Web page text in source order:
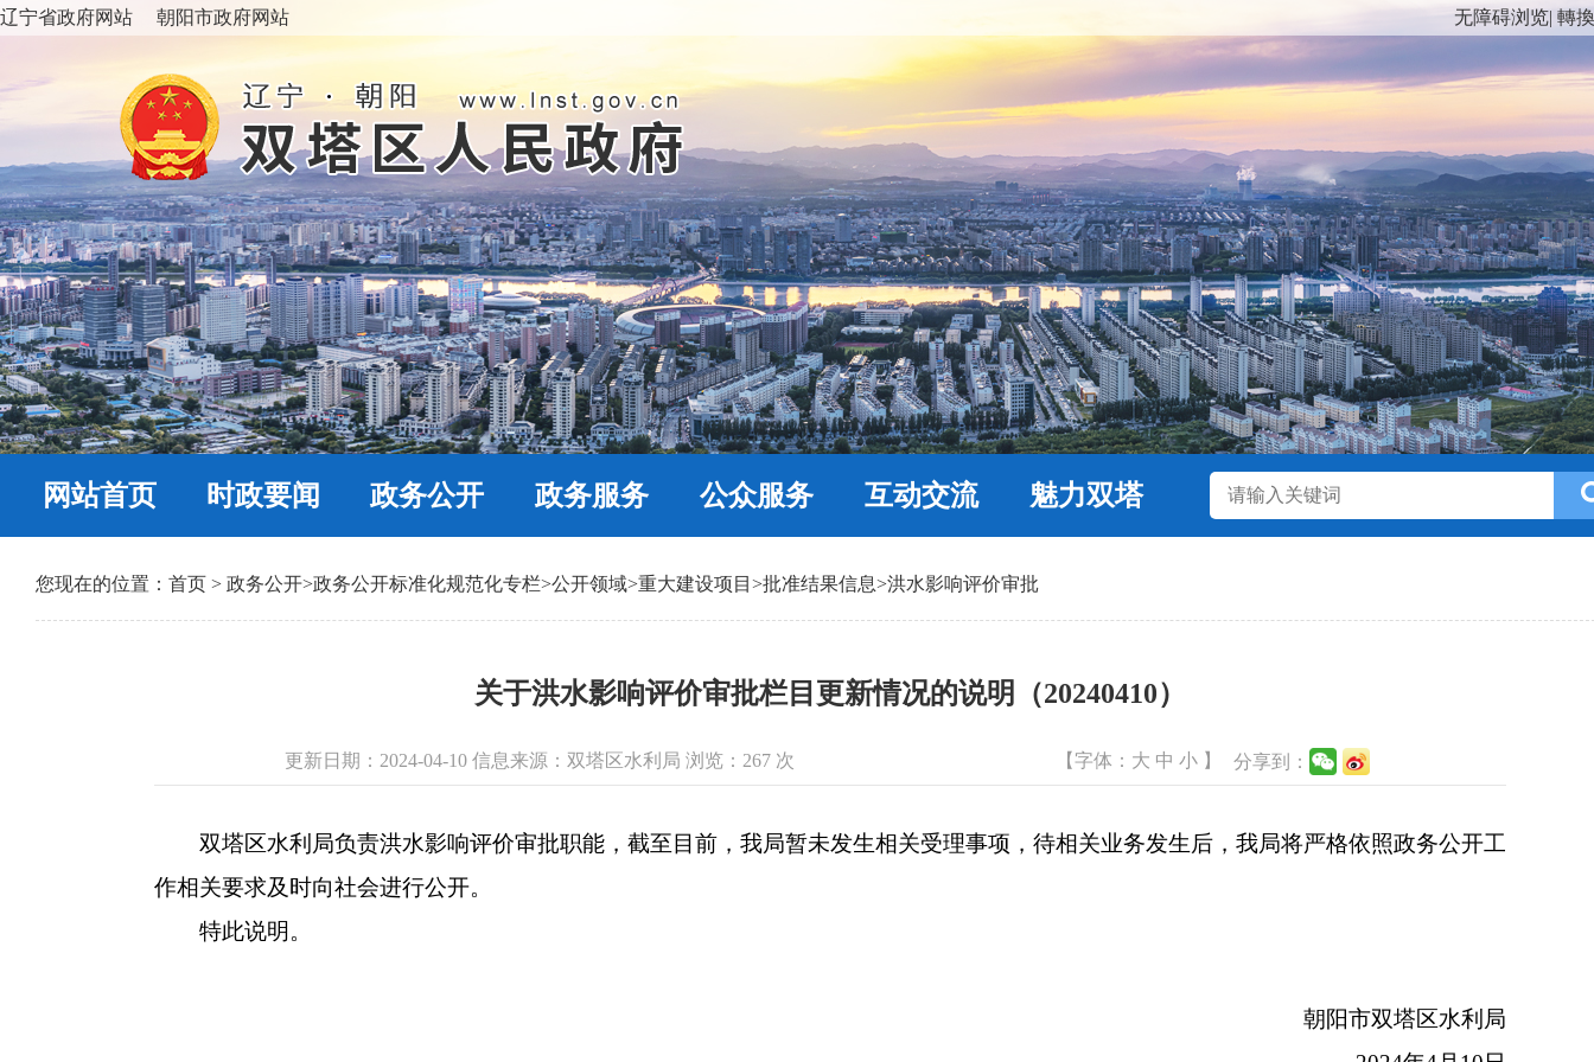
辽宁省政府网站 朝阳市政府网站 无障碍浏览| 轉
网站首页 时政要闻 政务公开 政务服务 公众服务 互动交流 魅力双塔
您现在的位置： 首页 > 政务公开>政务公开标准化规范化专栏>公开领域>重大建设项目 >批准结果信息>洪水影响评价审批
关于洪水影响评价审批栏目更新情况的说明（20240410）
更新日期：2024-04-10 信息来源：双塔区水利局 浏览： 267 次 【字体： 大 中 小 】 分享到：
双塔区水利局负责洪水影响评价审批职能，截至目前，我局暂未发生相关受理事项，待相关业务发生后，我局将严格依照政务公开工
作相关要求及时向社会进行公开。
特此说明。
朝阳市双塔区水利局